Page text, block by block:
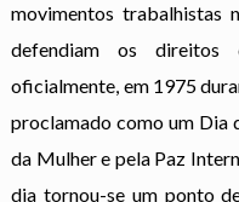
movimentos trabalhistas
defendiam os direitos
oficialmente, em 1975
proclamado como um Dia
da Mulher e pela Paz
dia tornou-se um ponto